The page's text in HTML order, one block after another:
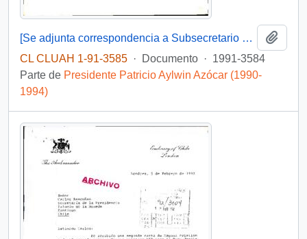
[Se adjunta correspondencia a Subsecretario de Desarrollo Regional]
CL CLUAH 1-91-3585 · Documento · 1991-3584
Parte de Presidente Patricio Aylwin Azócar (1990-
1994)